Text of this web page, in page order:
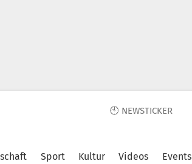
🕙 NEWSTICKER
Sport Kultur Videos Events